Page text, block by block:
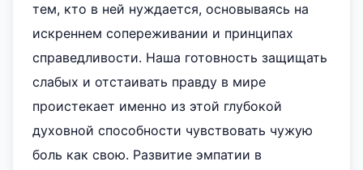
тем, кто в ней нуждается, основываясь на
искреннем сопереживании и принципах
справедливости. Наша готовность защищать
слабых и отстаивать правду в мире
проистекает именно из этой глубокой
духовной способности чувствовать чужую
боль как свою. Развитие эмпатии в